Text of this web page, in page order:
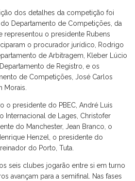
dos detalhes da competição foi
Departamento de Competições, da
representou o presidente Rubens
o procurador jurídico, Rodrigo
de Arbitragem, Kleber Lúcio
de Registro, e os
de Competições, José Carlos
Morais.
o presidente do PBEC, André Luis
Internacional de Lages, Christofer
do Manchester, Jean Branco, o
Henzel, o presidente do
do Porto, Tuta.
seis clubes jogarão entre si em turno
avançam para a semifinal. Nas fases